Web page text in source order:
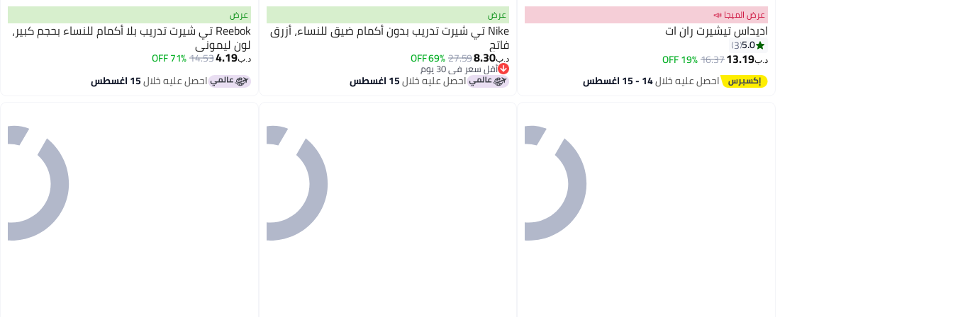
عرض الميجا 📣
اديداس تيشيرت ران ات
5.0
3
د.ب‏13.19
16.37
19% OFF
احصل عليه خلال14 - 15 اغسطس
عرض
Nike تي شيرت تدريب بدون أكمام ضيق للنساء، أزرق
فاتح
د.ب‏8.30
27.59
69% OFF
أقل سعر في 30 يوم
أقل سعر في 30 يوماحصل عليه خلال15 اغسطس
عرض
Reebok تي شيرت تدريب بلا أكمام للنساء بحجم كبير،
لون ليموني
د.ب‏4.19
14.53
71% OFF
احصل عليه خلال15 اغسطس